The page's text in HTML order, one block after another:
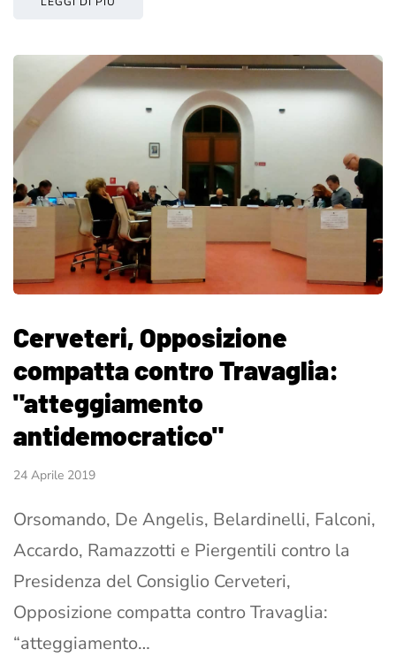
Cerveteri, Opposizione
compatta contro Travaglia:
"atteggiamento
antidemocratico"
24 Aprile 2019
Orsomando, De Angelis, Belardinelli, Falconi,
Accardo, Ramazzotti e Piergentili contro la
Presidenza del Consiglio Cerveteri,
Opposizione compatta contro Travaglia:
“atteggiamento…